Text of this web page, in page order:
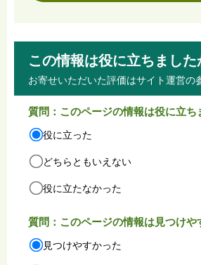
この情報は役に立ちました
お寄せいただいた評価はサイト運営の
質問：このページの情報は役に立ち
役に立った
どちらともいえない
役に立たなかった
質問：このページの情報は見つけや
見つけやすかった